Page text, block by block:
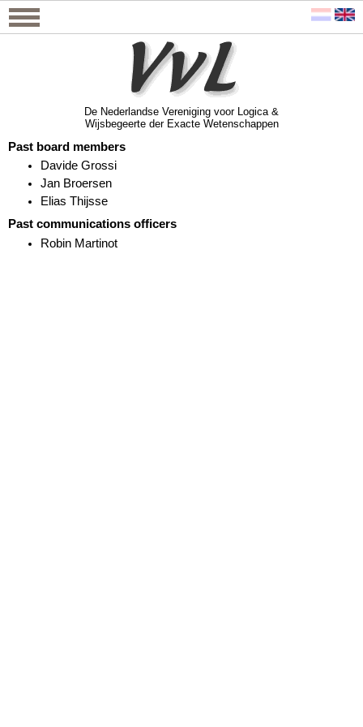
De Nederlandse Vereniging voor Logica &
Wijsbegeerte der Exacte Wetenschappen
De Nederlandse Vereniging voor Logica &
Wijsbegeerte der Exacte Wetenschappen
Past board members
Davide Grossi
Jan Broersen
Elias Thijsse
Past communications officers
Robin Martinot